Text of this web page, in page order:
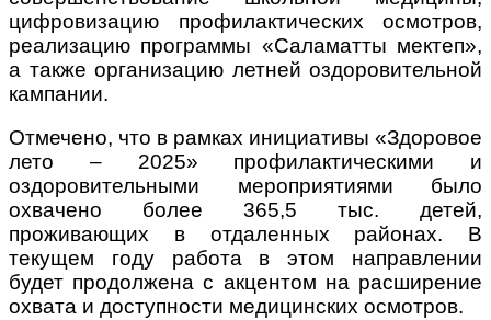
цифровизацию профилактических осмотров,
реализацию программы «Саламатты мектеп»,
а также организацию летней оздоровительной
кампании.
Отмечено, что в рамках инициативы «Здоровое
лето – 2025» профилактическими и
оздоровительными мероприятиями было
охвачено более 365,5 тыс. детей,
проживающих в отдаленных районах. В
текущем году работа в этом направлении
будет продолжена с акцентом на расширение
охвата и доступности медицинских осмотров.